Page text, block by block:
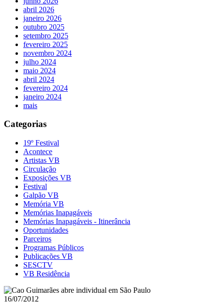
abril 2026
janeiro 2026
outubro 2025
setembro 2025
fevereiro 2025
novembro 2024
julho 2024
maio 2024
abril 2024
fevereiro 2024
janeiro 2024
mais
Categorias
19º Festival
Acontece
Artistas VB
Circulação
Exposições VB
Festival
Galpão VB
Memória VB
Memórias Inapagáveis
Memórias Inapagáveis - Itinerância
Oportunidades
Parceiros
Programas Públicos
Publicações VB
SESCTV
VB Residência
16/07/2012